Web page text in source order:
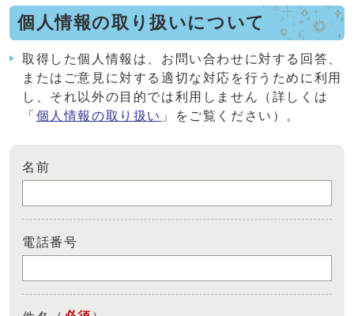
個人情報の取り扱いについて
取得した個人情報は、お問い合わせに対する回答、
またはご意見に対する適切な対応を行うために利用
し、それ以外の目的では利用しません（詳しくは
「 個人情報の取り扱い 」をご覧ください）。
名前
電話番号